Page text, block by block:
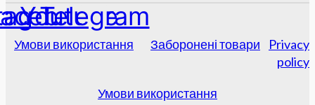
Youtube
Telegram
Умови використання Заборонені товари
Privacy
policy
Умови використання